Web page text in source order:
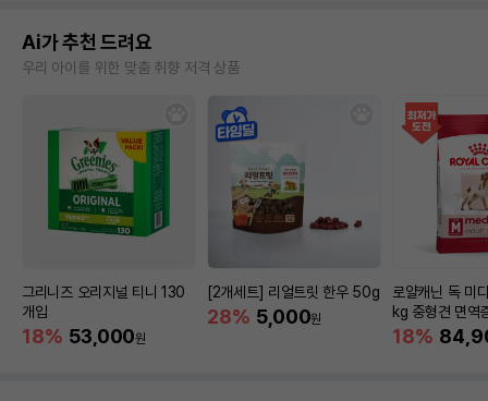
Ai가 추천 드려요
우리 아이를 위한 맞춤 취향 저격 상품
그리니즈 오리지널 티니 130
개입
18% 53,000원
[2개세트] 리얼트릿 한우 50g
28% 5,000원
로얄캐닌 독 미
kg 중형견 면역
18%